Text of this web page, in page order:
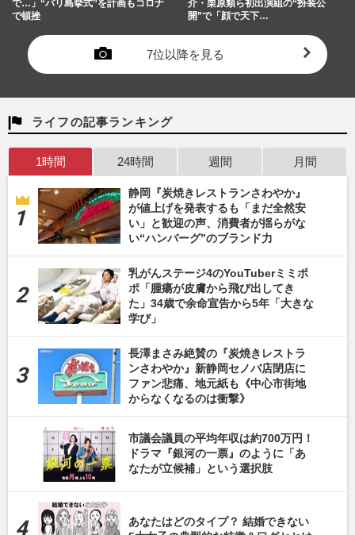
で…」“バリ島挙式”を計画もコロナ
で頓挫
介・栗原類ら初出演組の“扮装公
開”で「顔で天下…
7位以降を見る
ライフの記事ランキング
1時間 24時間 週間 月間
静岡『炭焼きレストランさわやか』
が値上げを発表するも「まだ全然安
い」と歓迎の声、消費者が揺らがな
い“ハンバーグ”のブランド力
乳がんステージ4のYouTuberミミポ
ポ「腫瘍が皮膚から飛び出してき
た」34歳で余命宣告から5年「大きな
学び」
長澤まさみ絶賛の『炭焼きレストラ
ンさわやか』新静岡セノバ店閉店に
ファン悲痛、地元紙も《中心市街地
からなくなるのは衝撃》
市議会議員の平均年収は約700万円！
ドラマ『銀河の一票』のように「あ
なたが立候補」という選択肢
あなたはどのタイプ？ 結婚できない